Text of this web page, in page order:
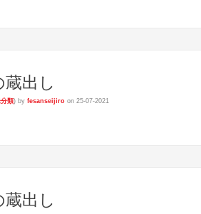
蔵出し
類) by fesanseijiro on 25-07-2021
蔵出し